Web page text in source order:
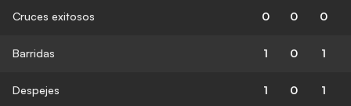
Cruces exitosos 0 0 0
Barridas 1 0 1
Despejes 1 0 1